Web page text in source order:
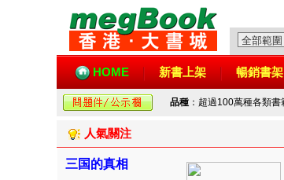
HOME 新書上架 暢銷書架
品種 ：超過100萬種各類
人氣關注
三国的真相